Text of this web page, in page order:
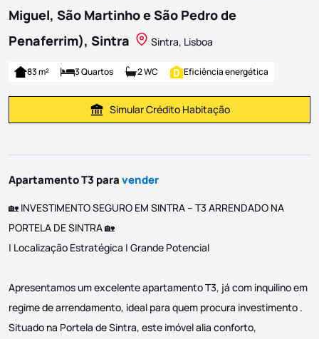
Miguel, São Martinho e São Pedro de
Penaferrim), Sintra
Sintra, Lisboa
83 m² 3 Quartos 2 WC Eficiência energética
Simular Prestação
Simular Crédito Habitação
Apartamento T3 paravender
🏡 INVESTIMENTO SEGURO EM SINTRA – T3 ARRENDADO NA
PORTELA DE SINTRA 🏡
| Localização Estratégica | Grande Potencial
Apresentamos um excelente apartamento T3, já com inquilino em
regime de arrendamento, ideal para quem procura investimento .
Situado na Portela de Sintra, este imóvel alia conforto,